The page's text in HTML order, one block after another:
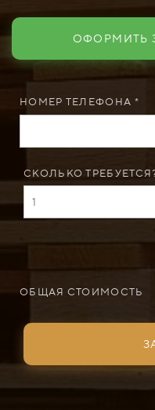
ОФОРМИТЬ
НОМЕР ТЕЛЕФОНА *
СКОЛЬКО
ОБЩАЯ СТОИМОСТЬ